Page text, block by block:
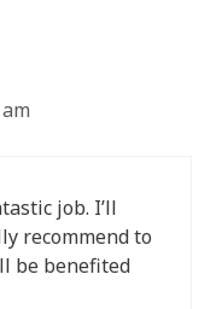
job. I’ll
recommend to
be benefited